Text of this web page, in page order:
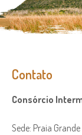
Contato
Consórcio
Sede: Praia Grande